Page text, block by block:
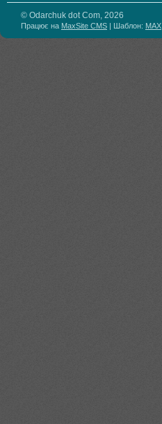
© Odarchuk dot Com, 2026
Працює на MaxSite CMS | Шаблон: MAX